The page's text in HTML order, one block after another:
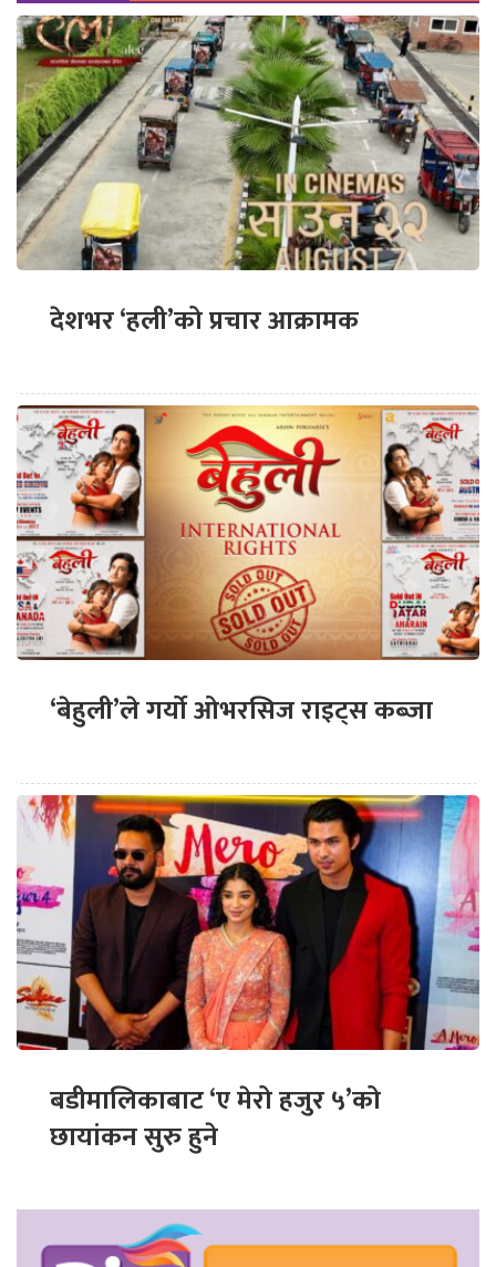
देशभर ‘हली’को प्रचार आक्रामक
‘बेहुली’ले गर्यो ओभरसिज राइट्स कब्जा
बडीमालिकाबाट ‘ए मेरो हजुर ५’को
छायांकन सुरु हुने